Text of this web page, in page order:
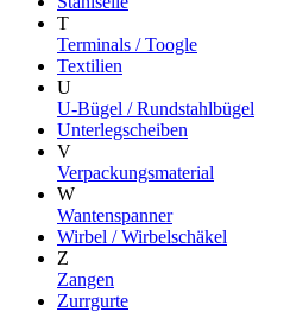
T
Terminals / Toogle
Textilien
U
U-Bügel / Rundstahlbügel
Unterlegscheiben
V
Verpackungsmaterial
W
Wantenspanner
Wirbel / Wirbelschäkel
Z
Zangen
Zurrgurte